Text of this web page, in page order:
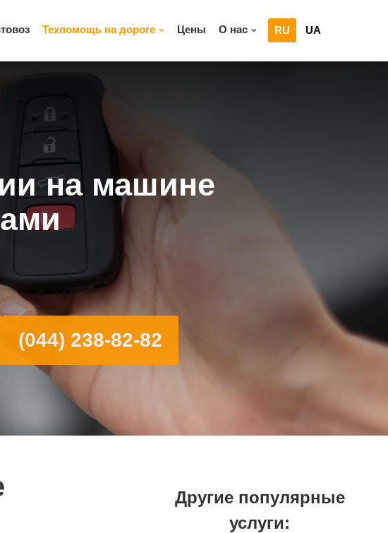
Техпомощь на дороге Цены О нас RU UA
на машине
(044) 238-82-82
Другие популярные
услуги: